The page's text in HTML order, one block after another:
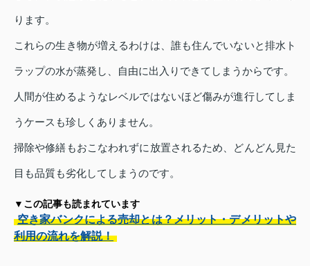
ります。
これらの生き物が増えるわけは、誰も住んでいないと排水ト
ラップの水が蒸発し、自由に出入りできてしまうからです。
人間が住めるようなレベルではないほど傷みが進行してしま
うケースも珍しくありません。
掃除や修繕もおこなわれずに放置されるため、どんどん見た
目も品質も劣化してしまうのです。
▼この記事も読まれています
空き家バンクによる売却とは？メリット・デメリットや
利用の流れを解説！